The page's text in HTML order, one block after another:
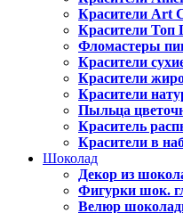
Красители Art
Красители Топ
Фломастеры
Красители
Красители
Красители
Пыльца
Краситель
Красители в
Шоколад
Декор из
Фигурки шок.
Велюр